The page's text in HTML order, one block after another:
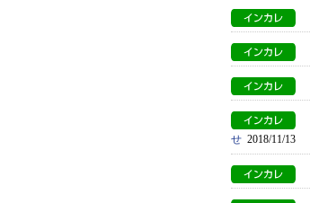
せ 2018/11/13